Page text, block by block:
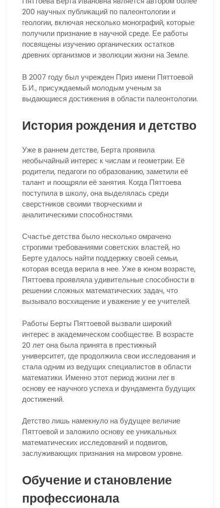
200 научных публикаций по палеонтологии и
геологии, включая несколько монографий, которые
получили признание в научной среде. Ее работы
посвящены изучению органических остатков
древних организмов и эволюции жизни на Земле.
В 2007 году был учрежден Приз имени Пяттоевой
Б.И., присуждаемый молодым ученым за
выдающиеся достижения в области палеонтологии.
История рождения и детство
Уже в раннем детстве, Берта проявила
необычайный интерес к числам и геометрии. Её
родители, педагоги по образованию, заметили её
талант и поощряли её занятия. Когда Пяттоева
поступила в школу, она выделялась среди
сверстников своими творческими и
аналитическими способностями.
Счастье детства было несколько омрачено
строгими требованиями советских властей, но
Берте удалось найти поддержку своей семьи,
которая всегда верила в нее. Уже в юном возрасте,
Пяттоева проявляла удивительные способности в
решении сложных математических задач, что
вызывало восхищение и уважение у ее учителей.
Работы Берты Пяттоевой вызвали широкий
интерес в академическом сообществе. В возрасте
20 лет она была принята в престижный
университет, где продолжила свои исследования и
стала одним из ведущих специалистов в области
математики. Именно этот период жизни лег в
основу ее научного успеха и фундамента будущих
достижений.
Детство лишь намекнуло на будущее величие
Пяттоевой и заложило основу ее уникальных
математических исследований и подвигов,
заслуживающих признания на мировом уровне.
Обучение и становление
профессионала